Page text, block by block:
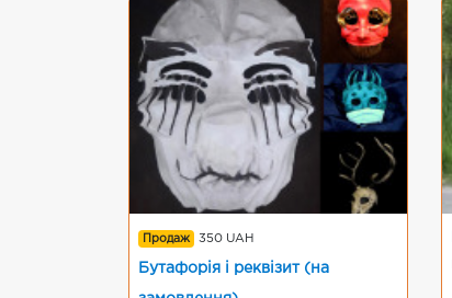
Продаж 350 UAH
Бутафорія і реквізит (на